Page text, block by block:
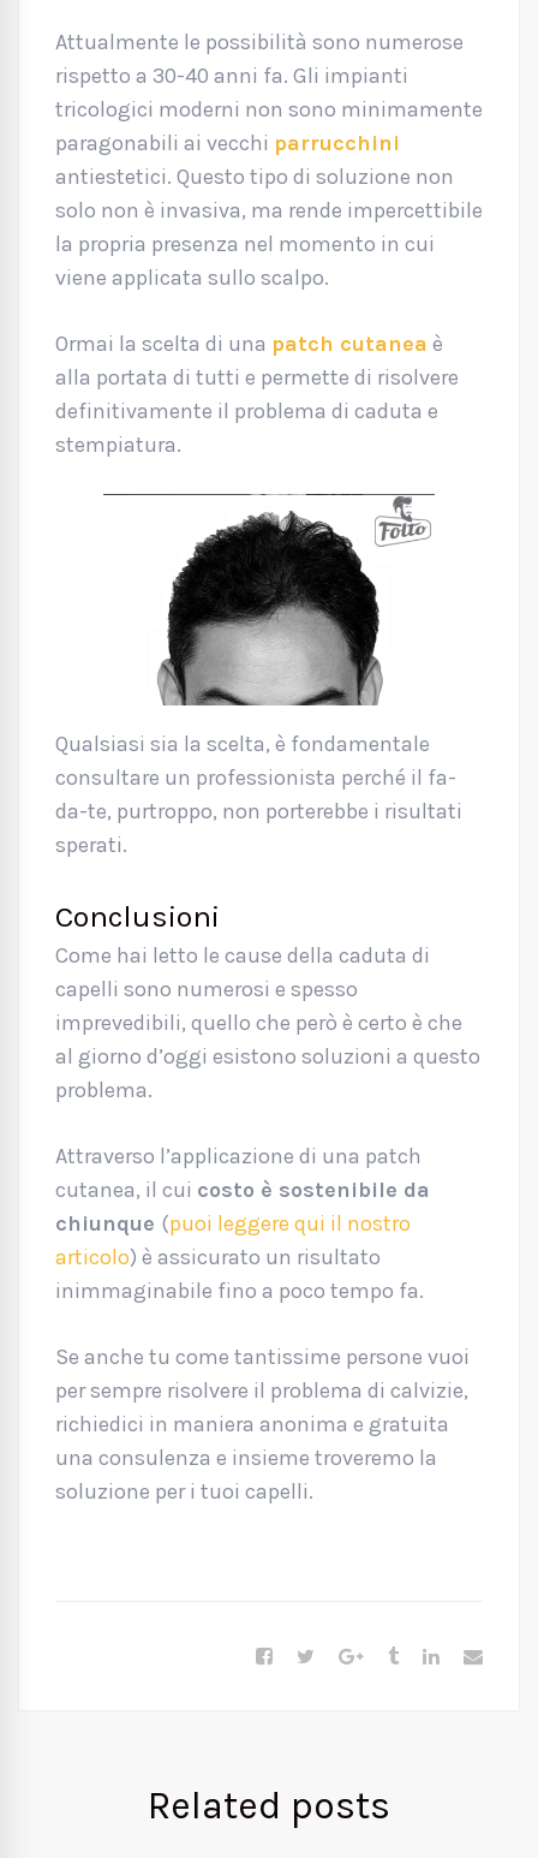
Attualmente le possibilità sono numerose
rispetto a 30-40 anni fa. Gli impianti
tricologici moderni non sono minimamente
paragonabili ai vecchi parrucchini
antiestetici. Questo tipo di soluzione non
solo non è invasiva, ma rende impercettibile
la propria presenza nel momento in cui
viene applicata sullo scalpo.
Ormai la scelta di una patch cutanea è
alla portata di tutti e permette di risolvere
definitivamente il problema di caduta e
stempiatura.
Qualsiasi sia la scelta, è fondamentale
consultare un professionista perché il fa-
da-te, purtroppo, non porterebbe i risultati
sperati.
Conclusioni
Come hai letto le cause della caduta di
capelli sono numerosi e spesso
imprevedibili, quello che però è certo è che
al giorno d’oggi esistono soluzioni a questo
problema.
Attraverso l’applicazione di una patch
cutanea, il cui costo è sostenibile da
chiunque (puoi leggere qui il nostro
articolo) è assicurato un risultato
inimmaginabile fino a poco tempo fa.
Se anche tu come tantissime persone vuoi
per sempre risolvere il problema di calvizie,
richiedici in maniera anonima e gratuita
una consulenza e insieme troveremo la
soluzione per i tuoi capelli.
Related posts